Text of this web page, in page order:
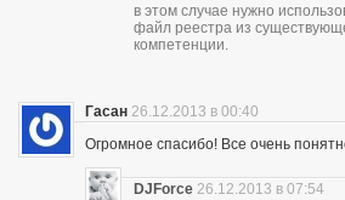
в этом случае нужно
файл реестра из
компетенции.
Гасан 26.12.2013 в 00:40
Огромное спасибо! Все очень
DJForce 26.12.2013 в 07:54